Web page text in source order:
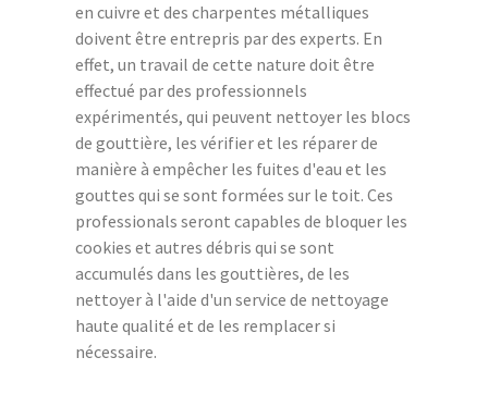
en cuivre et des charpentes métalliques
doivent être entrepris par des experts. En
effet, un travail de cette nature doit être
effectué par des professionnels
expérimentés, qui peuvent nettoyer les blocs
de gouttière, les vérifier et les réparer de
manière à empêcher les fuites d'eau et les
gouttes qui se sont formées sur le toit. Ces
professionals seront capables de bloquer les
cookies et autres débris qui se sont
accumulés dans les gouttières, de les
nettoyer à l'aide d'un service de nettoyage
haute qualité et de les remplacer si
nécessaire.